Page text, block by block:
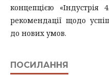
концепцією «Індустрія
рекомендації щодо
до нових умов.
ПОСИЛАННЯ